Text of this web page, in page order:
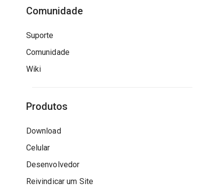
Comunidade
Suporte
Comunidade
Wiki
Produtos
Download
Celular
Desenvolvedor
Reivindicar um Site